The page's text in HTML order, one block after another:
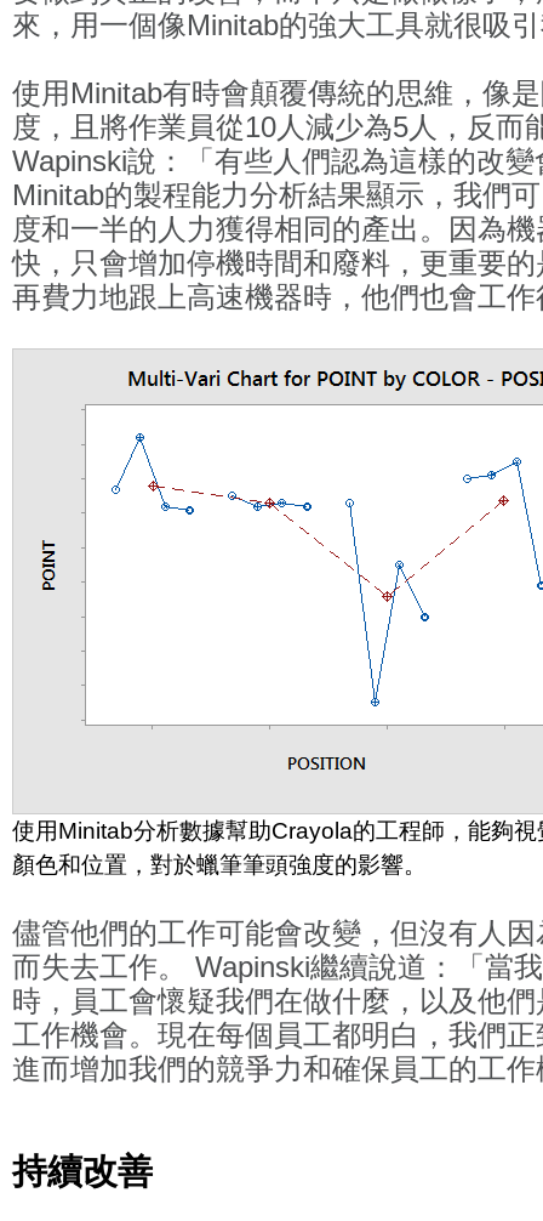
來，用一個像Minitab的強大工具就很吸
使用Minitab有時會顛覆傳統的思維，像
度，且將作業員從10人減少為5人，反而
Wapinski說：「有些人們認為這樣的改
Minitab的製程能力分析結果顯示，我們
度和一半的人力獲得相同的產出。因為
快，只會增加停機時間和廢料，更重要
再費力地跟上高速機器時，他們也會工
使用Minitab分析數據幫助Crayola的工程師，能夠
顏色和位置，對於蠟筆筆頭強度的影響。
儘管他們的工作可能會改變，但沒有人
而失去工作。 Wapinski繼續說道：「當
時，員工會懷疑我們在做什麼，以及他
工作機會。現在每個員工都明白，我們
進而增加我們的競爭力和確保員工的工
持續改善